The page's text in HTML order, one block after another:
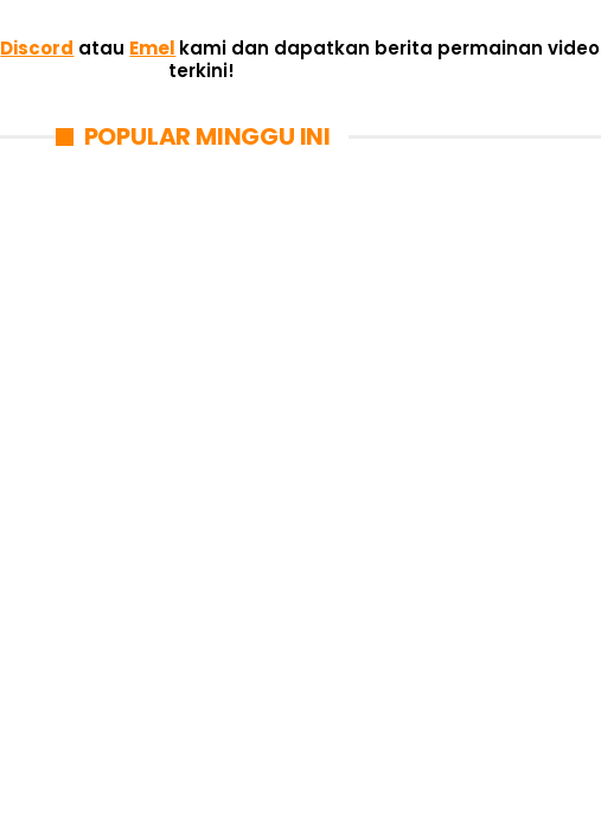
Discord atau Emel kami dan dapatkan berita permainan video
terkini!
POPULAR MINGGU INI